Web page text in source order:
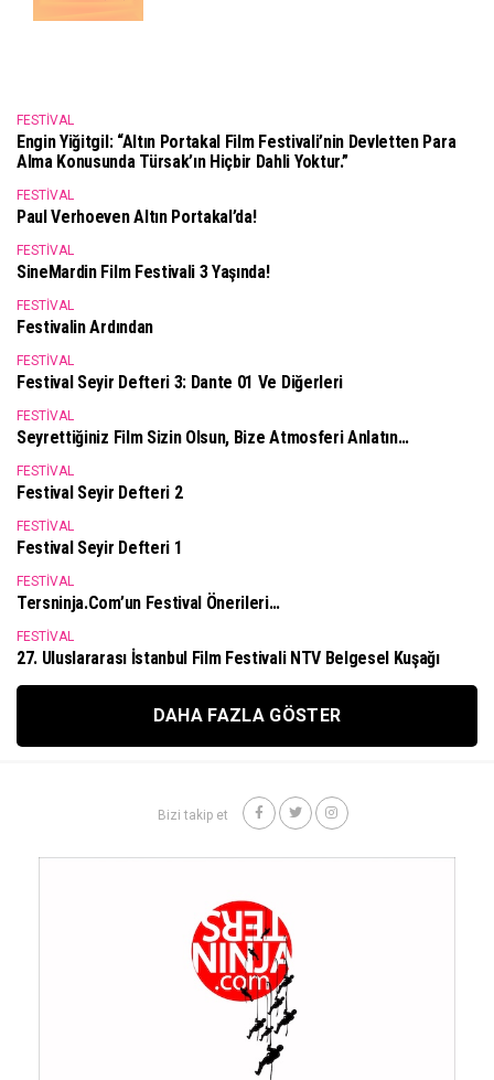
FESTIVAL
Engin Yiğitgil: “Altın Portakal Film Festivali’nin Devletten Para
Alma Konusunda Türsak’ın Hiçbir Dahli Yoktur.”
FESTIVAL
Paul Verhoeven Altın Portakal’da!
FESTIVAL
SineMardin Film Festivali 3 Yaşında!
FESTIVAL
Festivalin Ardından
FESTIVAL
Festival Seyir Defteri 3: Dante 01 Ve Diğerleri
FESTIVAL
Seyrettiğiniz Film Sizin Olsun, Bize Atmosferi Anlatın…
FESTIVAL
Festival Seyir Defteri 2
FESTIVAL
Festival Seyir Defteri 1
FESTIVAL
Tersninja.com’un Festival Önerileri…
FESTIVAL
27. Uluslararası İstanbul Film Festivali NTV Belgesel Kuşağı
DAHA FAZLA GÖSTER
Bizi takip et